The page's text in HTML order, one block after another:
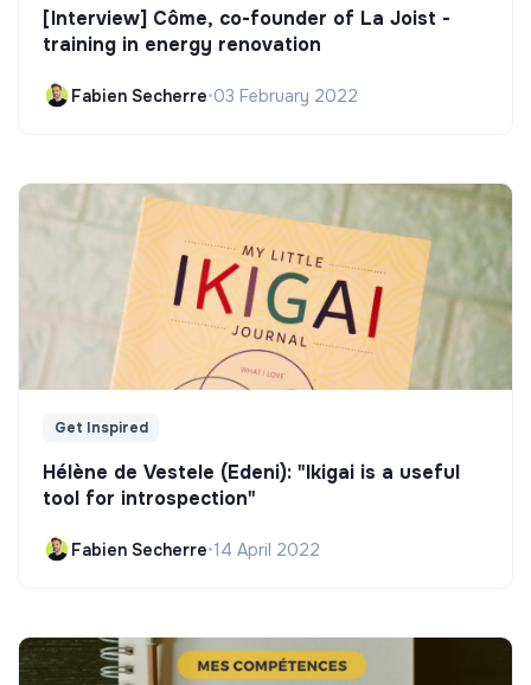
[Interview] Côme, co-founder of La Joist -
training in energy renovation
Fabien Secherre•03 February 2022
Get Inspired
Hélène de Vestele (Edeni): "Ikigai is a useful
tool for introspection"
Fabien Secherre•14 April 2022